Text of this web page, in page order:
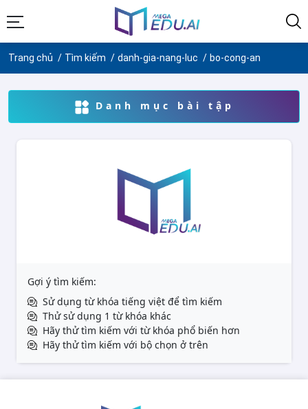
Trang chủ Tìm kiếm danh-gia-nang-luc bo-cong-an
Danh mục bài tập
Gợi ý tìm kiếm:
Sử dụng từ khóa tiếng việt để tìm kiếm
Thử sử dụng 1 từ khóa khác
Hãy thử tìm kiếm với từ khóa phổ biến hơn
Hãy thử tìm kiếm với bộ chọn ở trên